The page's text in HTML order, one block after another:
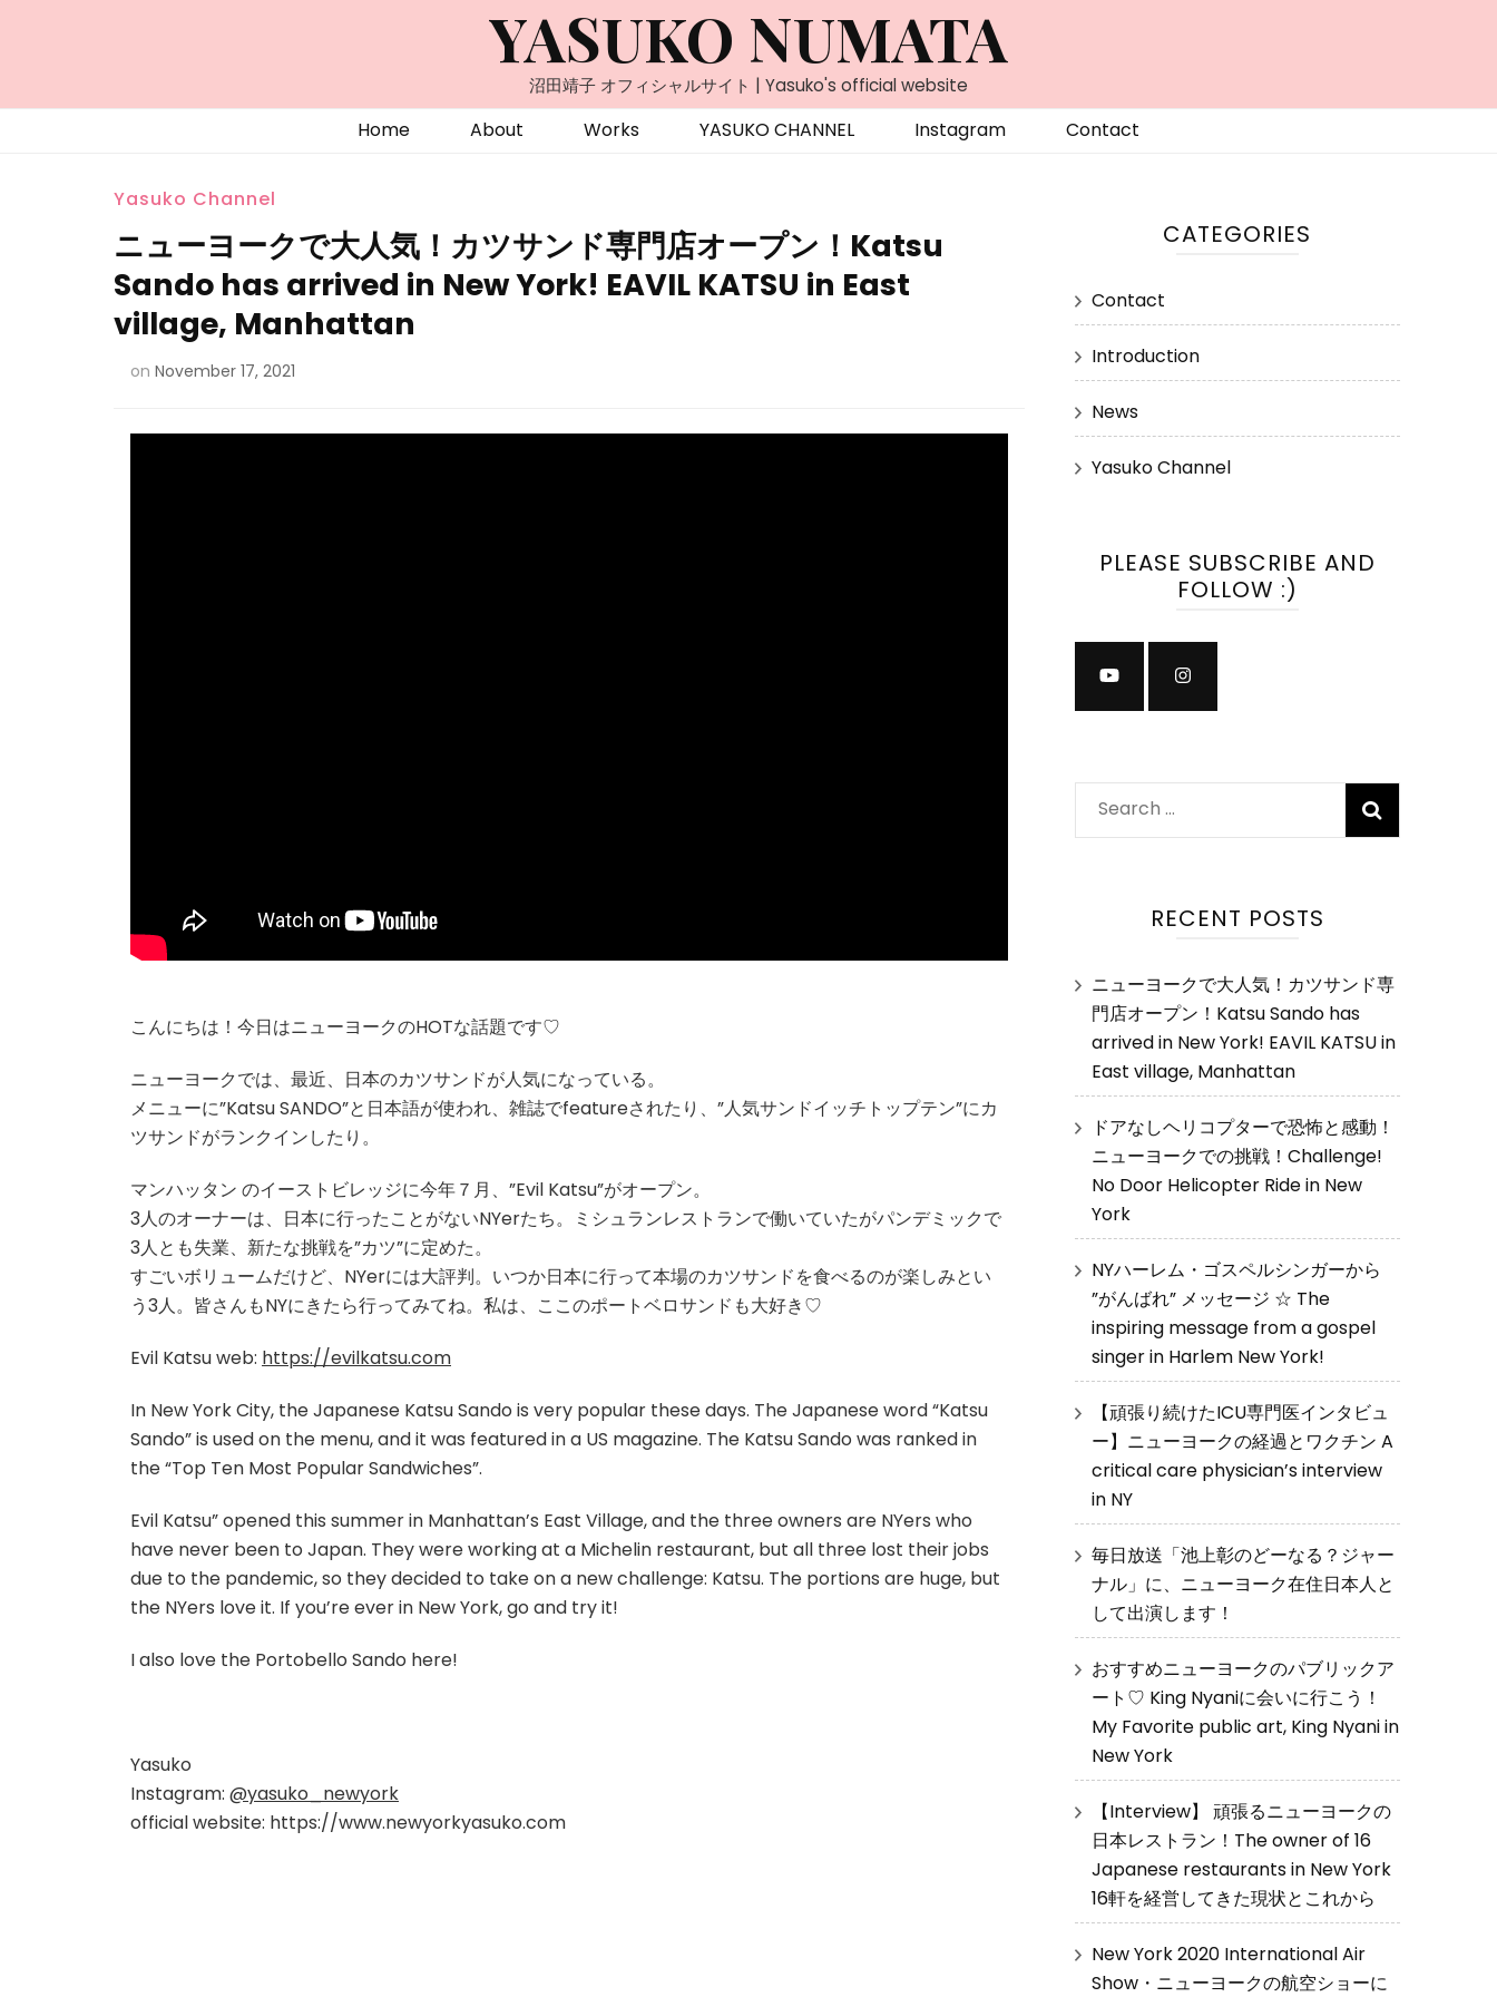
YASUKO NUMATA
沼田靖子 オフィシャルサイト | Yasuko's official website
Home About Works YASUKO CHANNEL Instagram Contact
Yasuko Channel
ニューヨークで大人気！カツサンド専門店オープン！Katsu
Sando has arrived in New York! EAVIL KATSU in East
village, Manhattan
on November 17, 2021
こんにちは！今日はニューヨークのHOTな話題です♡
ニューヨークでは、最近、日本のカツサンドが人気になっている。
メニューに”Katsu SANDO”と日本語が使われ、雑誌でfeatureされたり、”人気サンドイッチトップテン”にカ
ツサンドがランクインしたり。
マンハッタン のイーストビレッジに今年７月、”Evil Katsu”がオープン。
3人のオーナーは、日本に行ったことがないNYerたち。ミシュランレストランで働いていたがパンデミックで
3人とも失業、新たな挑戦を”カツ”に定めた。
すごいボリュームだけど、NYerには大評判。いつか日本に行って本場のカツサンドを食べるのが楽しみとい
う3人。皆さんもNYにきたら行ってみてね。私は、ここのポートベロサンドも大好き♡
Evil Katsu web: https://evilkatsu.com
In New York City, the Japanese Katsu Sando is very popular these days. The Japanese word “Katsu
Sando” is used on the menu, and it was featured in a US magazine. The Katsu Sando was ranked in
the “Top Ten Most Popular Sandwiches”.
Evil Katsu” opened this summer in Manhattan’s East Village, and the three owners are NYers who
have never been to Japan. They were working at a Michelin restaurant, but all three lost their jobs
due to the pandemic, so they decided to take on a new challenge: Katsu. The portions are huge, but
the NYers love it. If you’re ever in New York, go and try it!
I also love the Portobello Sando here!
Yasuko
Instagram: @yasuko_newyork
official website: https://www.newyorkyasuko.com
CATEGORIES
Contact
Introduction
News
Yasuko Channel
PLEASE SUBSCRIBE AND
FOLLOW :)
Search
for:
RECENT POSTS
ニューヨークで大人気！カツサンド専
門店オープン！Katsu Sando has
arrived in New York! EAVIL KATSU in
East village, Manhattan
ドアなしヘリコプターで恐怖と感動！
ニューヨークでの挑戦！Challenge!
No Door Helicopter Ride in New
York
NYハーレム・ゴスペルシンガーから
”がんばれ” メッセージ ☆ The
inspiring message from a gospel
singer in Harlem New York!
【頑張り続けたICU専門医インタビュ
ー】ニューヨークの経過とワクチン A
critical care physician’s interview
in NY
毎日放送「池上彰のどーなる？ジャー
ナル」に、ニューヨーク在住日本人と
して出演します！
おすすめニューヨークのパブリックア
ート♡ King Nyaniに会いに行こう！
My Favorite public art, King Nyani in
New York
【Interview】 頑張るニューヨークの
日本レストラン！The owner of 16
Japanese restaurants in New York
16軒を経営してきた現状とこれから
New York 2020 International Air
Show・ニューヨークの航空ショーに